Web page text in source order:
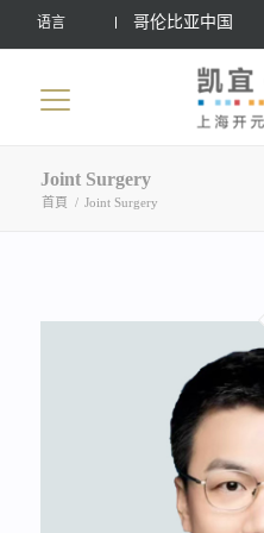
语言 哥伦比亚中国
Joint Surgery
首頁 / Joint Surgery